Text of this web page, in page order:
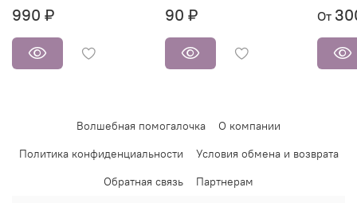
990 ₽ 90 ₽ От
Волшебная помогалочка
О компании
Политика конфиденциальности
Условия обмена и возврата
Обратная связь
Партнерам